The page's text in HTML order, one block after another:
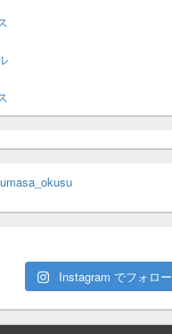
Instagram でフォロー